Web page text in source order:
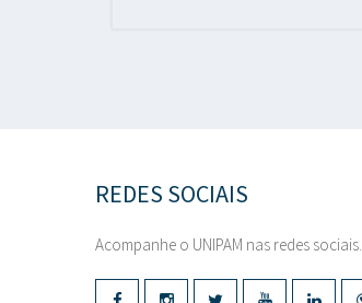
REDES SOCIAIS
Acompanhe o UNIPAM nas redes sociais.